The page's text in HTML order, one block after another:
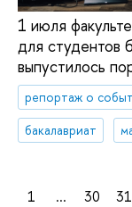
1 июля
для студентов
выпустилось
репортаж о
бакалавриат
1 ... 30 31